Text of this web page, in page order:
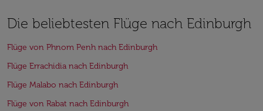
Die beliebtesten Flüge nach Edinburgh
Flüge von Phnom Penh nach Edinburgh
Flüge Errachidia nach Edinburgh
Flüge Malabo nach Edinburgh
Flüge von Rabat nach Edinburgh